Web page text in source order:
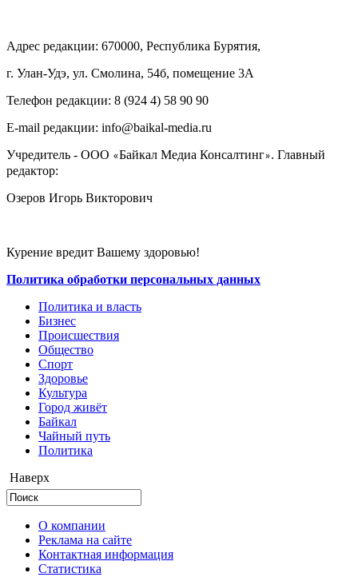
Адрес редакции: 670000, Республика Бурятия,
г. Улан-Удэ, ул. Смолина, 54б, помещение 3А
Телефон редакции: ‎‎8 (924 4) 58 90 90
E-mail редакции: info@baikal-media.ru
Учредитель - ООО «Байкал Медиа Консалтинг». Главный
редактор:
Озеров Игорь Викторович
Курение вредит Вашему здоровью!
Политика обработки персональных данных
Политика и власть
Бизнес
Происшествия
Общество
Cпорт
Здоровье
Культура
Город живёт
Байкал
Чайный путь
Политика
Наверх
О компании
Реклама на сайте
Контактная информация
Статистика